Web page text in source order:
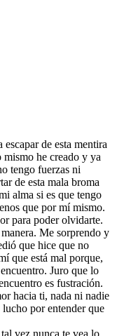
de esta mentira
mismo he creado y ya
tengo fuerzas ni
de esta mala broma
alma si es que tengo
que por mí mismo.
para poder olvidarte.
Me sorprendo y
que hice que no
que está mal porque,
Juro que lo
es fustración.
hacia ti, nada ni nadie
por entender que
vez nunca te vea lo